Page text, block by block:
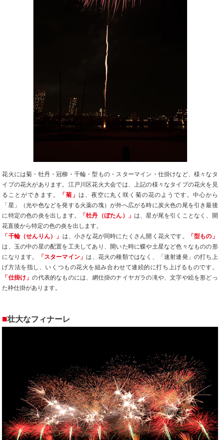
花火には菊・牡丹・冠柳・千輪・型もの・スターマイン・仕掛けなど、様々なタ
イプの花火があります。江戸川区花火大会では、上記の様々なタイプの花火を見
ることができます。
「菊」 は、夜空に丸く咲く菊の花のようです。中心から
「星」（光や色などを発する火薬の塊）が外へ広がる時に炭火色の尾を引き最後
に特定の色の炎を出します。
「牡丹（ぼたん）」 は、星が尾を引くことなく、開
花直後から特定の色の炎を出します。
「千輪（せんりん）」 は、小さな花が同時にたくさん開く花火です。
「型もの」
は、玉の中の星の配置を工夫してあり、開いた時に蝶や土星など色々なものの形
になります。
「スターマイン」は、花火の種類ではなく、「速射連発」の打ち上
げ方法を指し、いくつもの花火を組み合わせて連続的に打ち上げるものです。
「仕掛け」の代表的なものには、網仕掛のナイヤガラの滝や、文字や絵を形どっ
た枠仕掛があります。
■壮大なフィナーレ